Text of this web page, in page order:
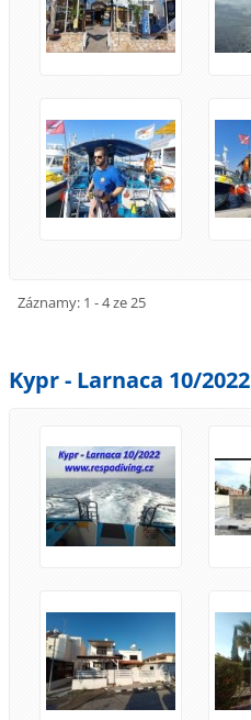
Záznamy: 1 - 4 ze 25
Kypr - Larnaca 10/2022